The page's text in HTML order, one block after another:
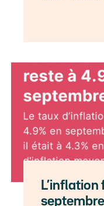
L’inflation
septembre